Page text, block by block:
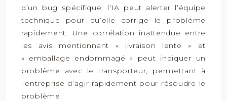
d’un bug spécifique, l’IA peut alerter l’équipe
technique pour qu’elle corrige le problème
rapidement. Une corrélation inattendue entre
les avis mentionnant « livraison lente » et
« emballage endommagé » peut indiquer un
problème avec le transporteur, permettant à
l’entreprise d’agir rapidement pour résoudre le
problème.